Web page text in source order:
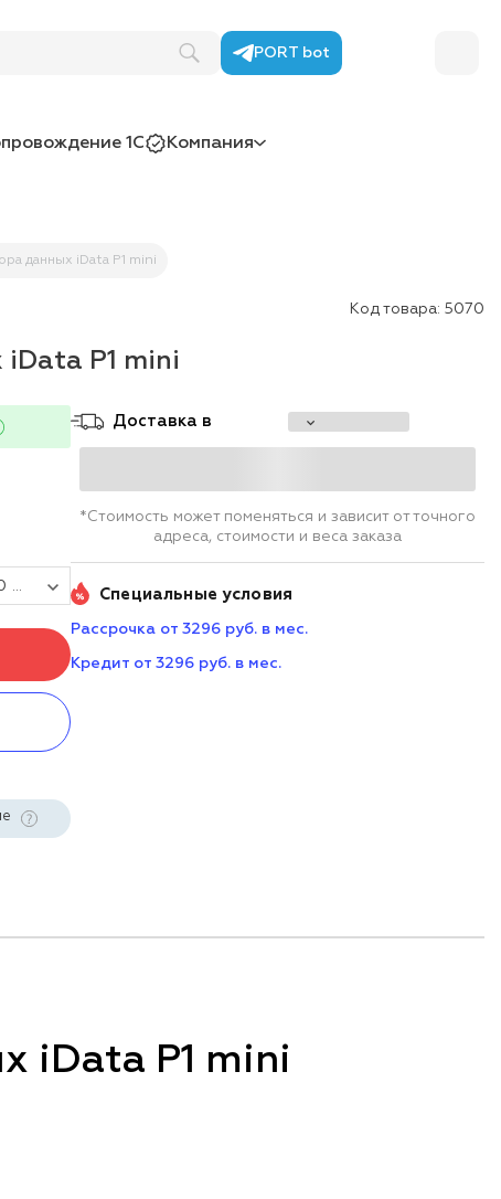
PORT bot
1С Компания
данных iData P1 mini
Код товара: 5070
P1 mini
ТСД iData P1 mini (Android 13/ 2D DS7000 PRO/ 4G+64G/ 8-inch/4G(LTE)/WiFI/BT/GPS/Type-C/13+5MPX/NFC/7000mAh)
Доставка в
*Стоимость может поменяться и зависит от точного
адреса, стоимости и веса заказа
Специальные условия
Рассрочка от 3296 руб. в мес.
Кредит от 3296 руб. в мес.
iData P1 mini